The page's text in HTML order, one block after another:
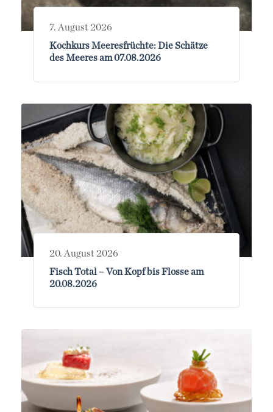
7. August 2026
Kochkurs Meeresfrüchte: Die Schätze
des Meeres am 07.08.2026
20. August 2026
Fisch Total – Von Kopf bis Flosse am
20.08.2026